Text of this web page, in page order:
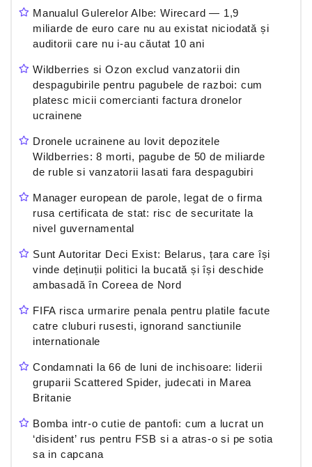
Manualul Gulerelor Albe: Wirecard — 1,9
miliarde de euro care nu au existat niciodată și
auditorii care nu i-au căutat 10 ani
Wildberries si Ozon exclud vanzatorii din
despagubirile pentru pagubele de razboi: cum
platesc micii comercianti factura dronelor
ucrainene
Dronele ucrainene au lovit depozitele
Wildberries: 8 morti, pagube de 50 de miliarde
de ruble si vanzatorii lasati fara despagubiri
Manager european de parole, legat de o firma
rusa certificata de stat: risc de securitate la
nivel guvernamental
Sunt Autoritar Deci Exist: Belarus, țara care își
vinde deținuții politici la bucată și își deschide
ambasadă în Coreea de Nord
FIFA risca urmarire penala pentru platile facute
catre cluburi rusesti, ignorand sanctiunile
internationale
Condamnati la 66 de luni de inchisoare: liderii
gruparii Scattered Spider, judecati in Marea
Britanie
Bomba intr-o cutie de pantofi: cum a lucrat un
‘disident’ rus pentru FSB si a atras-o si pe sotia
sa in capcana